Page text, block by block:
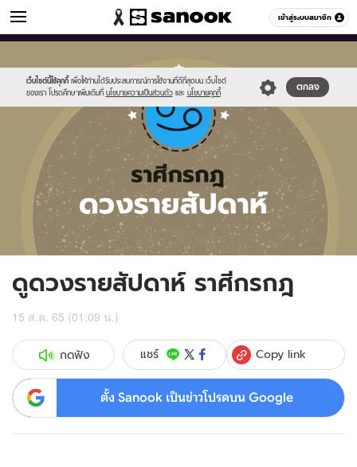
เข้าสู่ระบบสมาชิก
ดูดวง หมวดอื่นๆ
เว็บไซต์นี้ใช้คุกกี้ เพื่อให้ท่านได้รับประสบการณ์การใช้งานที่ดีที่สุดบน เว็บไซต์
ของเรา โปรดศึกษาเพิ่มเติมที่ นโยบายความเป็นส่วนตัว และ นโยบายคุกกี้
ตกลง
new-
sanook.png
horoscope-
cancer_zodia.jpg
ดูดวงรายสัปดาห์ ราศีกรกฎ
15 ส.ค. 65 (01:09 น.)
กดฟัง แชร์ Copy link
ตั้ง Sanook เป็นข่าวโปรดบน Google